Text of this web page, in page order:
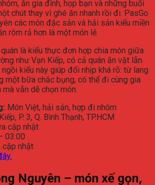
ăn gia đình, họp bạn và những buổi
chút thay vì ghé ăn nhanh rồi đi. PasGo
các món đặc sản và hải sản kiểu miền
rôm rả hơn là một món lẻ.
là kiểu thực đơn hợp chia món giữa
như Vạn Kiếp, có cả quán ăn vặt lẫn
kiểu này giúp đổi nhịp khá rõ: từ lang
một bữa chắc bụng, có thể đi cùng gia
vẫn dễ chọn món.
Món Việt, hải sản, hợp đi nhóm
P. 3, Q. Bình Thạnh, TP.HCM
cập nhật
03:00
cập nhật
Nguyên – món xế gọn,